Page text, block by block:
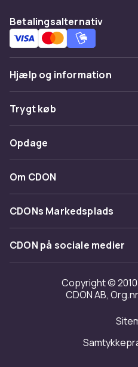
Betalingsalternativ
Hjælp og information
Ofte stillede spørgsmål
Spor pakke
Fortryd & returner her
Kontakt os
Trygt køb
Betaling
Levering
Tilbagekaldelser
Opdage
Kategorier
Maerke
Om CDON
Om os
Kundeanmeldelser
Arbejd på CDON
Investor relations
Tilgængelighed
CDONs Markedsplads
Merchant Help Center
CDON på sociale medier
Copyright ©
CDON AB,